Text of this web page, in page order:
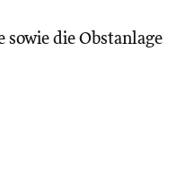
die Obstanlage